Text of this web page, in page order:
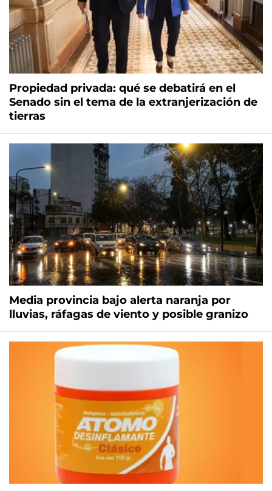
Propiedad privada: qué se debatirá en el
Senado sin el tema de la extranjerización de
tierras
Media provincia bajo alerta naranja por
lluvias, ráfagas de viento y posible granizo